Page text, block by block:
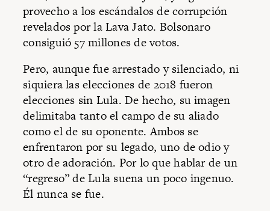
provecho a los escándalos de corrupción
revelados por la Lava Jato. Bolsonaro
consiguió 57 millones de votos.
Pero, aunque fue arrestado y silenciado, ni
siquiera las elecciones de 2018 fueron
elecciones sin Lula. De hecho, su imagen
delimitaba tanto el campo de su aliado
como el de su oponente. Ambos se
enfrentaron por su legado, uno de odio y
otro de adoración. Por lo que hablar de un
“regreso” de Lula suena un poco ingenuo.
Él nunca se fue.